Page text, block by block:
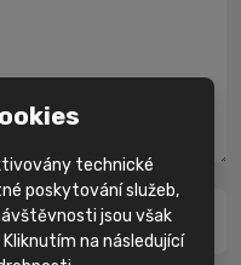
technické
poskytování služeb,
jsou však
na následující